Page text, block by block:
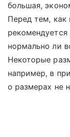
большая,
Перед тем, как
рекомендуется
нормально ли
Некоторые
например, в
о размерах не